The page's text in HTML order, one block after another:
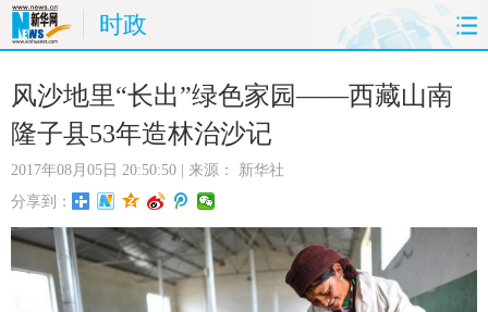
时政
首页 时政 国际 财经
娱乐 体育
时尚 思客
港澳 台湾 华人 汽车
科技 能源 房产 公司
风沙地里“长出”绿色家园——西藏山南
隆子县53年造林治沙记
2017年08月05日 20:50:50 | 来源： 新华社
分享到：